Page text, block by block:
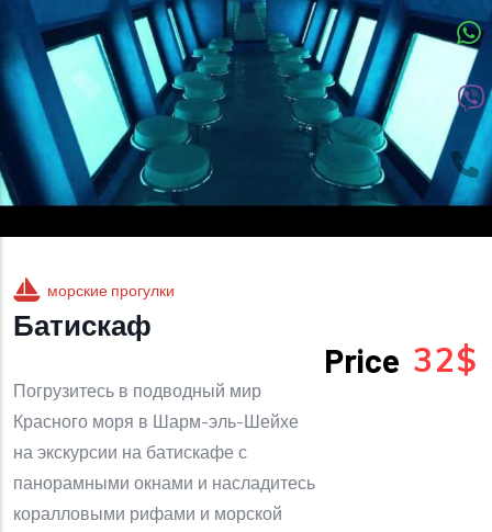
морские прогулки
Батискаф
Погрузитесь в подводный мир
Красного моря в Шарм-эль-Шейхе
на экскурсии на батискафе с
панорамными окнами и насладитесь
коралловыми рифами и морской
Price 32$